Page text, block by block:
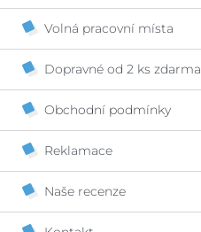
Volná pracovní místa
Dopravné od 2 ks zdarma
Obchodní podmínky
Reklamace
Naše recenze